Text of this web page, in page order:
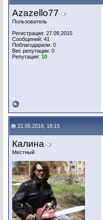
Azazello77
Пользователь
Регистрация: 27.09.2015
Сообщений: 41
Поблагодарили: 0
Вес репутации: 0
Репутация: 10
21.05.2016, 18:15
Калина
Местный